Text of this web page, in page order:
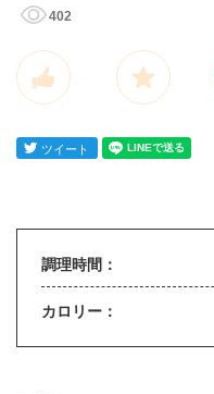
402
調理時間：
カロリー：